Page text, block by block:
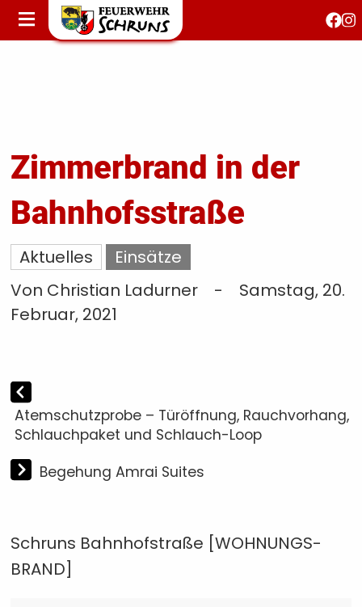
STARTSEITE
AKTUELLES
Zimmerbrand in der
Bahnhofsstraße
Aktuelles
Einsätze
Von Christian Ladurner
-
Samstag, 20.
Februar, 2021
Atemschutzprobe – Türöffnung, Rauchvorhang,
Schlauchpaket und Schlauch-Loop
Begehung Amrai Suites
Schruns Bahnhofstraße [WOHNUNGS-
BRAND]